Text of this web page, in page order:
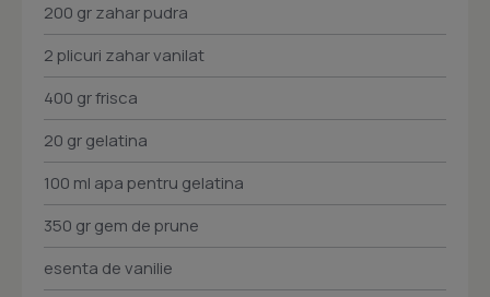
200 gr zahar pudra
2 plicuri zahar vanilat
400 gr frisca
20 gr gelatina
100 ml apa pentru gelatina
350 gr gem de prune
esenta de vanilie